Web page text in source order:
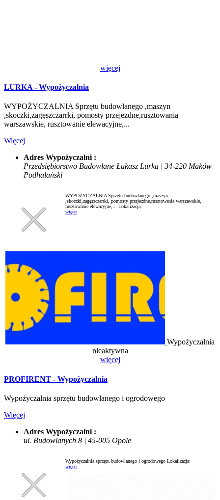
więcej
LURKA - Wypożyczalnia
WYPOŻYCZALNIA Sprzętu budowlanego ,maszyn
,skoczki,zagęszczarrki, pomosty przejezdne,rusztowania
warszawskie, rusztowanie elewacyjne,...
Więcej
Adres Wypożyczalni :
Przedsiębiorstwo Budowlane Łukasz Lurka | 34-220 Maków
Podhalański
WYPOŻYCZALNIA Sprzętu budowlanego ,maszyn
,skoczki,zagęszczarrki, pomosty przejezdne,rusztowania warszawskie,
rusztowanie elewacyjne,... Lokalizacja:
więcej
Wypożyczalnia
nieaktywna
więcej
PROFIRENT - Wypożyczalnia
Wypożyczalnia sprzętu budowlanego i ogrodowego
Więcej
Adres Wypożyczalni :
ul. Budowlanych 8 | 45-005 Opole
Wypożyczalnia sprzętu budowlanego i ogrodowego Lokalizacja:
więcej